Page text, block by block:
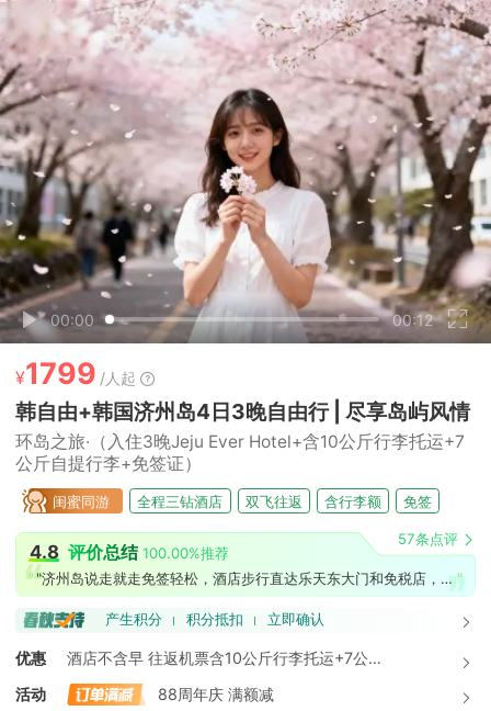
00:00 00:12
¥1799 /人起
韩自由+韩国济州岛4日3晚自由行 | 尽享岛屿风情
环岛之旅·（入住3晚Jeju Ever Hotel+含10公斤行李托运+7
公斤自提行李+免签证）
闺蜜同游 全程三钻酒店 双飞往返 含行李额 免签
早去午回 中秋出游 国庆出行 含暑假班期
4.8 评价总结 100.00%推荐
57条点评
" "济州岛说走就走免签轻松，酒店步行直达乐天东大门和免税店，早去晚回双飞不折腾" "
产生积分 积分抵扣 立即确认
优惠
酒店不含早 往返机票含10公斤行李托运+7公斤
自提行李 ▲韩国酒店单人入住需满19周岁!未满
者至少一名满19周岁成人陪同，因此政策而无法
活动 88周年庆 满额减